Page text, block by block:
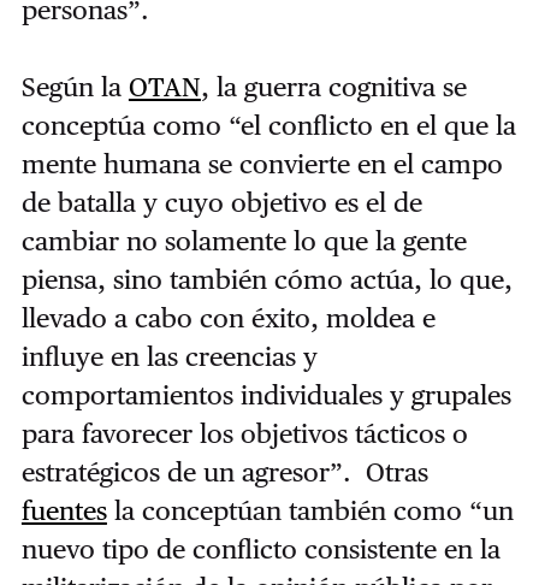
personas”.
Según la OTAN, la guerra cognitiva se
conceptúa como “el conflicto en el que la
mente humana se convierte en el campo
de batalla y cuyo objetivo es el de
cambiar no solamente lo que la gente
piensa, sino también cómo actúa, lo que,
llevado a cabo con éxito, moldea e
influye en las creencias y
comportamientos individuales y grupales
para favorecer los objetivos tácticos o
estratégicos de un agresor”. Otras
fuentesla conceptúan también como “un
nuevo tipo de conflicto consistente en la